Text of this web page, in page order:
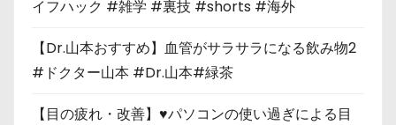
イフハック #雑学 #裏技 #shorts #海外
【Dr.山本おすすめ】血管がサラサラになる飲み物2
#ドクター山本 #Dr.山本#緑茶
【目の疲れ・改善】♥パソコンの使い過ぎによる目